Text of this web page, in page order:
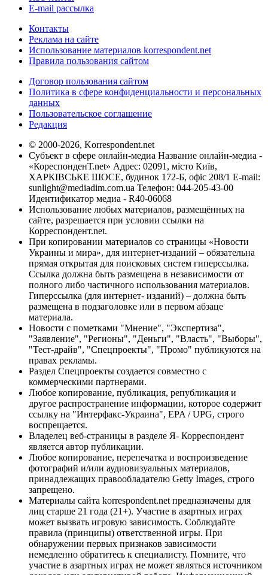
E-mail рассылка
Контакты
Реклама на сайте
Использование материалов korrespondent.net
Правила пользования сайтом
Договор пользования сайтом
Политика в сфере конфиденциальности и персональных
данных
Пользовательское соглашение
Редакция
© 2000-2026, Korrespondent.net
Субъект в сфере онлайн-медиа Название онлайн-медиа -
«КореспонденТ.net» Адрес: 02091, місто Київ,
ХАРКІВСЬКЕ ШОСЕ, будинок 172-Б, офіс 208/1 E-mail:
sunlight@mediadim.com.ua Телефон: 044-205-43-00
Идентификатор медиа - R40-06068
Использование любых материалов, размещённых на
сайте, разрешается при условии ссылки на
Корреспондент.net.
При копировании материалов со страницы «Новости
Украины и мира», для интернет-изданий – обязательна
прямая открытая для поисковых систем гиперссылка.
Ссылка должна быть размещена в независимости от
полного либо частичного использования материалов.
Гиперссылка (для интернет- изданий) – должна быть
размещена в подзаголовке или в первом абзаце
материала.
Новости с пометками "Мнение", "Экспертиза",
"Заявление", "Регионы", "Деньги", "Власть", "Выборы",
"Тест-драйв", "Спецпроекты", "Промо" публикуются на
правах рекламы.
Раздел Спецпроекты создается совместно с
коммерческими партнерами.
Любое копирование, публикация, републикация и
другое распространение информации, которое содержит
ссылку на "Интерфакс-Украина", EPA / UPG, строго
воспрещается.
Владелец веб-страницы в разделе Я- Корреспондент
является автор публикации.
Любое копирование, перепечатка и воспроизведение
фотографий и/или аудиовизуальных материалов,
принадлежащих правообладателю Getty Images, строго
запрещено.
Материалы сайта korrespondent.net предназначены для
лиц старше 21 года (21+). Участие в азартных играх
может вызвать игровую зависимость. Соблюдайте
правила (принципы) ответственной игры. При
обнаружении первых признаков зависимости
немедленно обратитесь к специалисту. Помните, что
участие в азартных играх не может являться источником